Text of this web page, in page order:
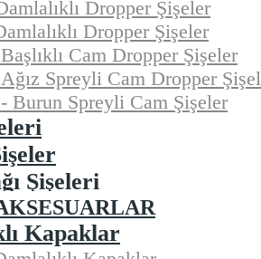
Dropper Şişeler
Dropper Şişeler
Cam Dropper Şişeler
Spreyli Cam Dropper
Burun Spreyli Cam Şişeler
Şişeleri
Kapaklar